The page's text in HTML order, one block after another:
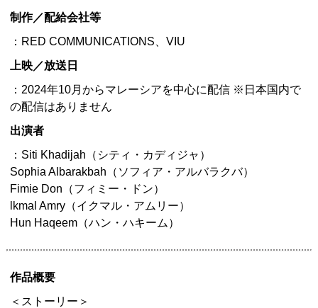
制作／配給会社等
：RED COMMUNICATIONS、VIU
上映／放送日
：2024年10月からマレーシアを中心に配信 ※日本国内で
の配信はありません
出演者
：Siti Khadijah（シティ・カディジャ）
Sophia Albarakbah（ソフィア・アルバラクバ）
Fimie Don（フィミー・ドン）
lkmal Amry（イクマル・アムリー）
Hun Haqeem（ハン・ハキーム）
作品概要
＜ストーリー＞